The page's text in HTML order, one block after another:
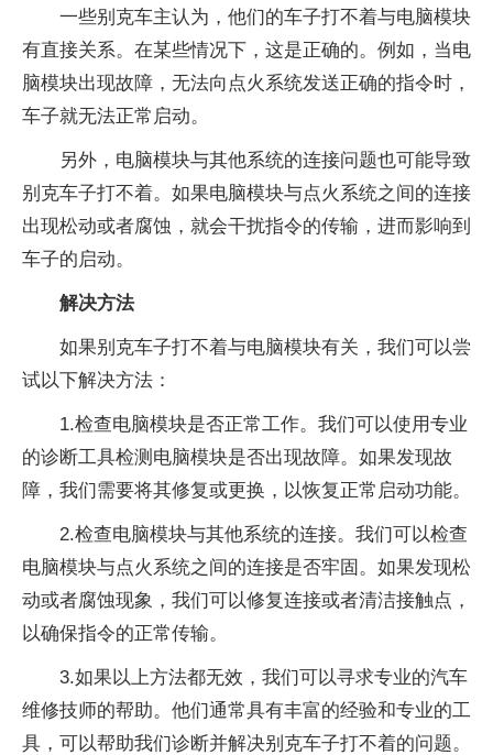
一些别克车主认为，他们的车子打不着与电脑模块
有直接关系。在某些情况下，这是正确的。例如，当电
脑模块出现故障，无法向点火系统发送正确的指令时，
车子就无法正常启动。
另外，电脑模块与其他系统的连接问题也可能导致
别克车子打不着。如果电脑模块与点火系统之间的连接
出现松动或者腐蚀，就会干扰指令的传输，进而影响到
车子的启动。
解决方法
如果别克车子打不着与电脑模块有关，我们可以尝
试以下解决方法：
1.检查电脑模块是否正常工作。我们可以使用专业
的诊断工具检测电脑模块是否出现故障。如果发现故
障，我们需要将其修复或更换，以恢复正常启动功能。
2.检查电脑模块与其他系统的连接。我们可以检查
电脑模块与点火系统之间的连接是否牢固。如果发现松
动或者腐蚀现象，我们可以修复连接或者清洁接触点，
以确保指令的正常传输。
3.如果以上方法都无效，我们可以寻求专业的汽车
维修技师的帮助。他们通常具有丰富的经验和专业的工
具，可以帮助我们诊断并解决别克车子打不着的问题。